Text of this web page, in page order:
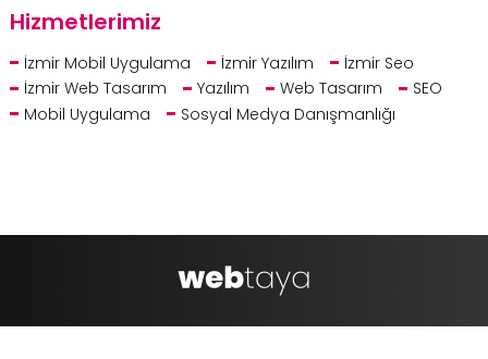
Hizmetlerimiz
İzmir Mobil Uygulama İzmir Yazılım
İzmir Seo
İzmir Web Tasarım
Yazılım Web Tasarım
SEO
Mobil Uygulama
Sosyal Medya Danışmanlığı